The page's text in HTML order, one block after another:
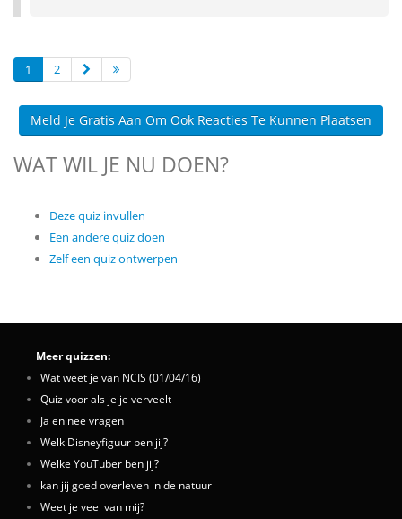
1 2
Meld Je Gratis Aan Om Ook Reacties Te Kunnen Plaatsen
WAT WIL JE NU DOEN?
Deze quiz invullen
Een andere quiz doen
Zelf een quiz ontwerpen
Meer quizzen:
Wat weet je van NCIS (01/04/16)
Quiz voor als je je verveelt
Ja en nee vragen
Welk Disneyfiguur ben jij?
Welke YouTuber ben jij?
kan jij goed overleven in de natuur
Weet je veel van mij?